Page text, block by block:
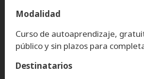
Modalidad
Curso de autoaprendizaje,
público y sin plazos para
Destinatarios